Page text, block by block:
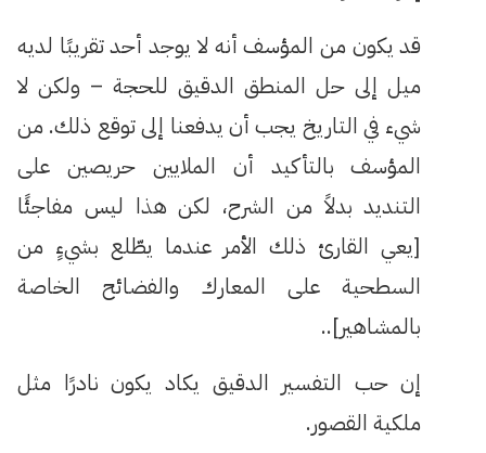
قد يكون من المؤسف أنه لا يوجد أحد تقريبًا لديه
ميل إلى حل المنطق الدقيق للحجة – ولكن لا
شيء في التاريخ يجب أن يدفعنا إلى توقع ذلك. من
المؤسف بالتأكيد أن الملايين حريصين على
التنديد بدلاً من الشرح، لكن هذا ليس مفاجئًا
[يعي القارئ ذلك الأمر عندما يطّلع بشيءٍ من
السطحية على المعارك والفضائح الخاصة
بالمشاهير]..
إن حب التفسير الدقيق يكاد يكون نادرًا مثل
ملكية القصور.